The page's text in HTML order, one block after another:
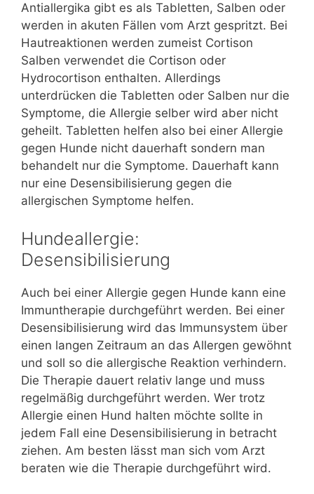
Antiallergika gibt es als Tabletten, Salben oder
werden in akuten Fällen vom Arzt gespritzt. Bei
Hautreaktionen werden zumeist Cortison
Salben verwendet die Cortison oder
Hydrocortison enthalten. Allerdings
unterdrücken die Tabletten oder Salben nur die
Symptome, die Allergie selber wird aber nicht
geheilt. Tabletten helfen also bei einer Allergie
gegen Hunde nicht dauerhaft sondern man
behandelt nur die Symptome. Dauerhaft kann
nur eine Desensibilisierung gegen die
allergischen Symptome helfen.
Hundeallergie:
Desensibilisierung
Auch bei einer Allergie gegen Hunde kann eine
Immuntherapie durchgeführt werden. Bei einer
Desensibilisierung wird das Immunsystem über
einen langen Zeitraum an das Allergen gewöhnt
und soll so die allergische Reaktion verhindern.
Die Therapie dauert relativ lange und muss
regelmäßig durchgeführt werden. Wer trotz
Allergie einen Hund halten möchte sollte in
jedem Fall eine Desensibilisierung in betracht
ziehen. Am besten lässt man sich vom Arzt
beraten wie die Therapie durchgeführt wird.